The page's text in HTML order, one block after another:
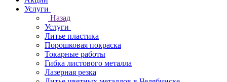
Услуги
Назад
Услуги
Литье пластика
Порошковая покраска
Токарные работы
Гибка листового металла
Лазерная резка